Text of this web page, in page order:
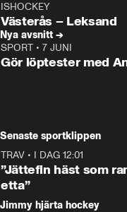
Plus
ISHOCKEY
Västerås – Leksand
Nya avsnitt →
SPORT • 7 JUNI
Gör löptester med
Senaste sportklippen
TRAV • I DAG 12:01
”Jättefin häst som
etta”
Jimmy hjärta hockey